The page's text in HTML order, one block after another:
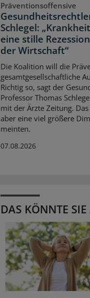
Präventionsoffensive
Schlegel:
eine stille
der Wirtschaft“
Die Koalition will die
gesamtgesellschaftliche
Richtig so, sagt der
Professor Thomas
mit der Ärzte Zeitung.
aber eine viel größere
meinten.
07.08.2026
DAS KÖNNTE